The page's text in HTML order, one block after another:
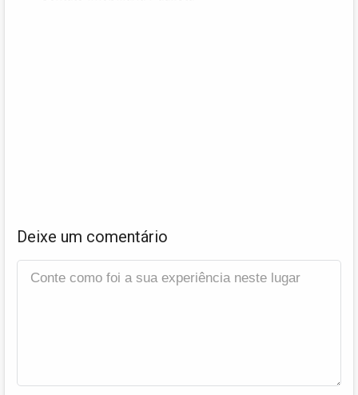
Deixe um comentário